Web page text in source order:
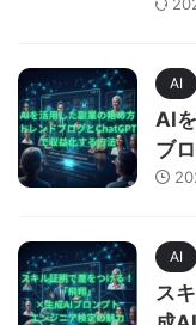
AI
AI
ブ
AI
ス